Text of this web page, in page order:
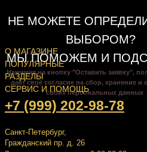
НЕ МОЖЕТЕ
ВЫБОРОМ?
МЫ ПОМОЖЕМ И
Нажимая на кнопку "Оставить заявку",
даёт своё согласие на сбор, хранение и
своих персональных данных
О МАГАЗИНЕ
ПОПУЛЯРНЫЕ
РАЗДЕЛЫ
СЕРВИС И ПОМОЩЬ
+7 (999) 202-98-78
Санкт-Петербург,
Гражданский пр. д. 26